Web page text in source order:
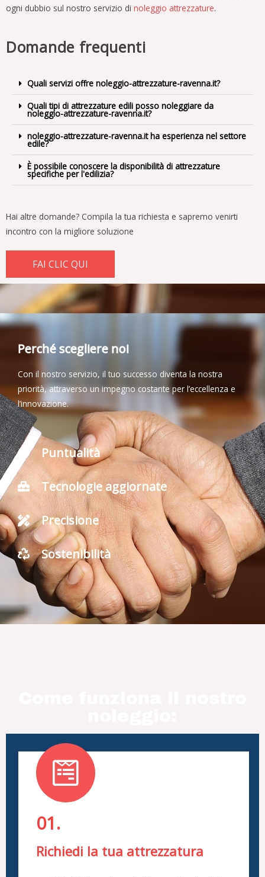
ogni dubbio sul nostro servizio di noleggio attrezzature.
Domande frequenti
Quali servizi offre noleggio-attrezzature-ravenna.it?
Quali tipi di attrezzature edili posso noleggiare da
noleggio-attrezzature-ravenna.it?
noleggio-attrezzature-ravenna.it ha esperienza nel settore
edile?
È possibile conoscere la disponibilità di attrezzature
specifiche per l'edilizia?
Hai altre domande? Compila la tua richiesta e sapremo venirti
incontro con la migliore soluzione
FAI CLIC QUI
Perché scegliere noi
Con il nostro servizio, il tuo successo diventa la nostra
priorità, attraverso un impegno costante per l’eccellenza e
l’innovazione.
Puntualità
Tecnologie aggiornate
Precisione
Sostenibilità
01.
Richiedi la tua attrezzatura